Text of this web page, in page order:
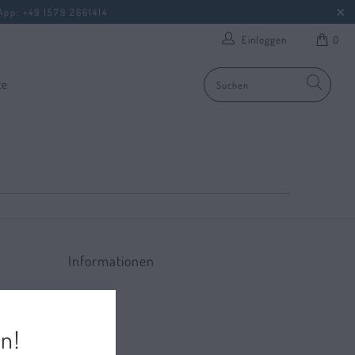
: +49 1579 2661414
0
Einloggen
Informationen